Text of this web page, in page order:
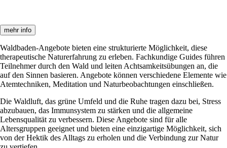
mehr info
Waldbaden-Angebote bieten eine strukturierte Möglichkeit, diese
therapeutische Naturerfahrung zu erleben. Fachkundige Guides führen
Teilnehmer durch den Wald und leiten Achtsamkeitsübungen an, die
auf den Sinnen basieren. Angebote können verschiedene Elemente wie
Atemtechniken, Meditation und Naturbeobachtungen einschließen.
Die Waldluft, das grüne Umfeld und die Ruhe tragen dazu bei, Stress
abzubauen, das Immunsystem zu stärken und die allgemeine
Lebensqualität zu verbessern. Diese Angebote sind für alle
Altersgruppen geeignet und bieten eine einzigartige Möglichkeit, sich
von der Hektik des Alltags zu erholen und die Verbindung zur Natur